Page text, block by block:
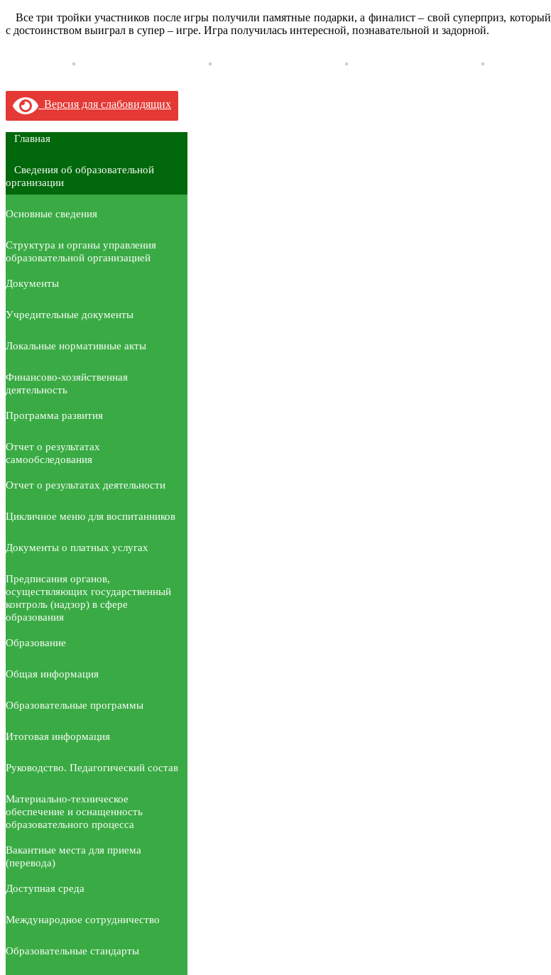
Все три тройки участников после игры получили памятные подарки, а финалист – свой суперприз, который
с достоинством выиграл в супер – игре. Игра получилась интересной, познавательной и задорной.
Версия для слабовидящих
Главная
Сведения об образовательной
организации
Основные сведения
Структура и органы управления
образовательной организацией
Документы
Учредительные документы
Локальные нормативные акты
Финансово-хозяйственная
деятельность
Программа развития
Отчет о результатах
самообследования
Отчет о результатах деятельности
Цикличное меню для воспитанников
Документы о платных услугах
Предписания органов,
осуществляющих государственный
контроль (надзор) в сфере
образования
Образование
Общая информация
Образовательные программы
Итоговая информация
Руководство. Педагогический состав
Материально-техническое
обеспечение и оснащенность
образовательного процесса
Вакантные места для приема
(перевода)
Доступная среда
Международное сотрудничество
Образовательные стандарты